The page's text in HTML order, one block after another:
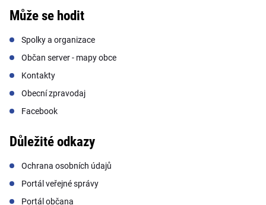
Může se hodit
Spolky a organizace
Občan server - mapy obce
Kontakty
Obecní zpravodaj
Facebook
Důležité odkazy
Ochrana osobních údajů
Portál veřejné správy
Portál občana